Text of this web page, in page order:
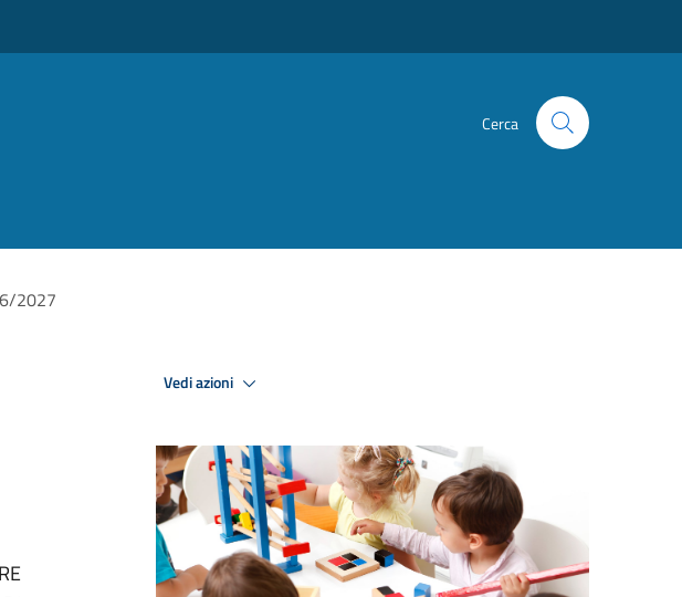
Cerca
2027
Vedi azioni